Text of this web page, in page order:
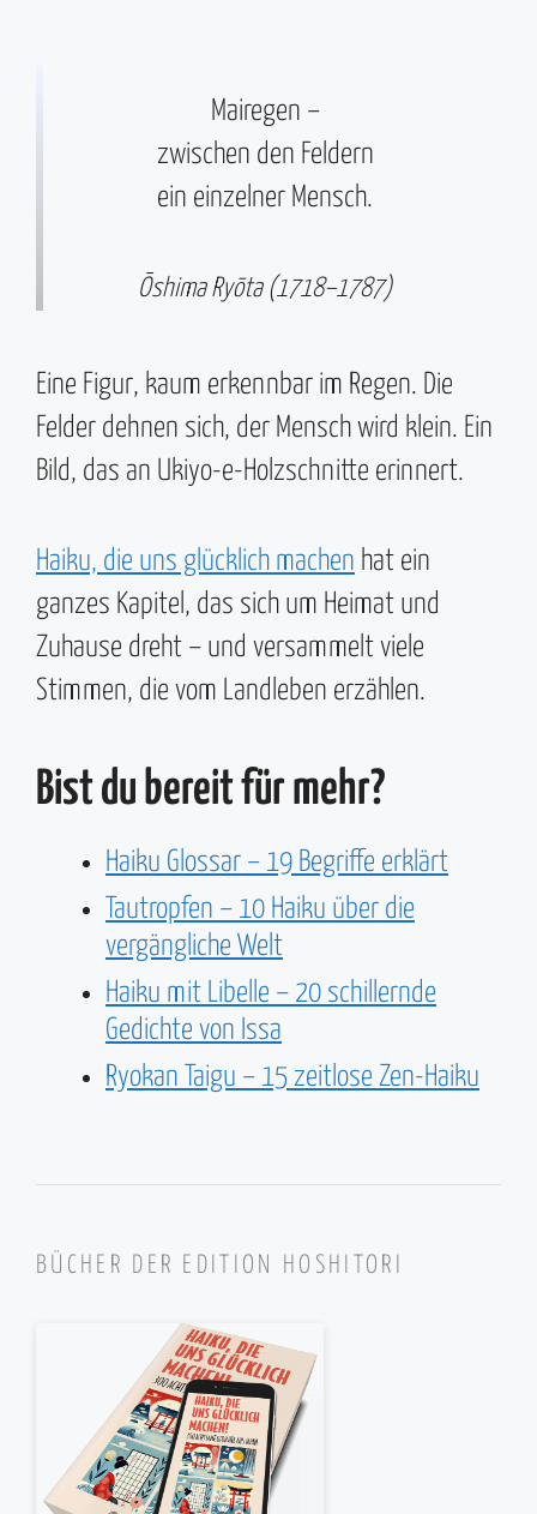
Mairegen –
zwischen den Feldern
ein einzelner Mensch.
Ōshima Ryōta (1718–1787)
Eine Figur, kaum erkennbar im Regen. Die
Felder dehnen sich, der Mensch wird klein. Ein
Bild, das an Ukiyo-e-Holzschnitte erinnert.
Haiku, die uns glücklich machen hat ein
ganzes Kapitel, das sich um Heimat und
Zuhause dreht – und versammelt viele
Stimmen, die vom Landleben erzählen.
Bist du bereit für mehr?
Haiku Glossar – 19 Begriffe erklärt
Tautropfen – 10 Haiku über die
vergängliche Welt
Haiku mit Libelle – 20 schillernde
Gedichte von Issa
Ryokan Taigu – 15 zeitlose Zen-Haiku
BÜCHER DER EDITION HOSHITORI